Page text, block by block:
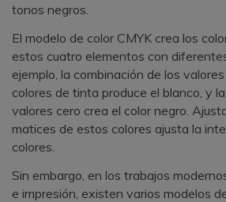
tonos negros.
El modelo de color CMYK crea los
estos cuatro elementos con
ejemplo, la combinación de los
colores de tinta produce el blanco, y
valores cero crea el color negro.
matices de estos colores ajusta la
colores.
Sin embargo, en los trabajos
e impresión, existen varios modelos